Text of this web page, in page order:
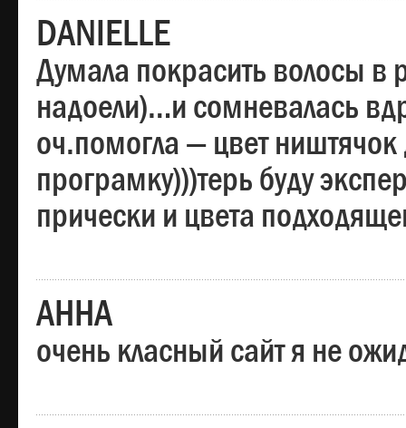
DANIELLE
Думала покрасить волосы
надоели)…и сомневалась
оч.помогла — цвет
програмку)))терь буду
прически и цвета
АННА
очень класный сайт я не